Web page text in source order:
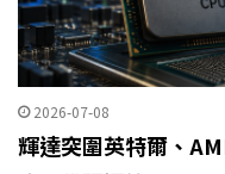
2026-07-08
輝達突圍英特爾、